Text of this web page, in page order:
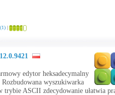
(1) |
edytor heksadecymalny
wyszukiwarka
trybie ASCII zdecydowanie ułatwia